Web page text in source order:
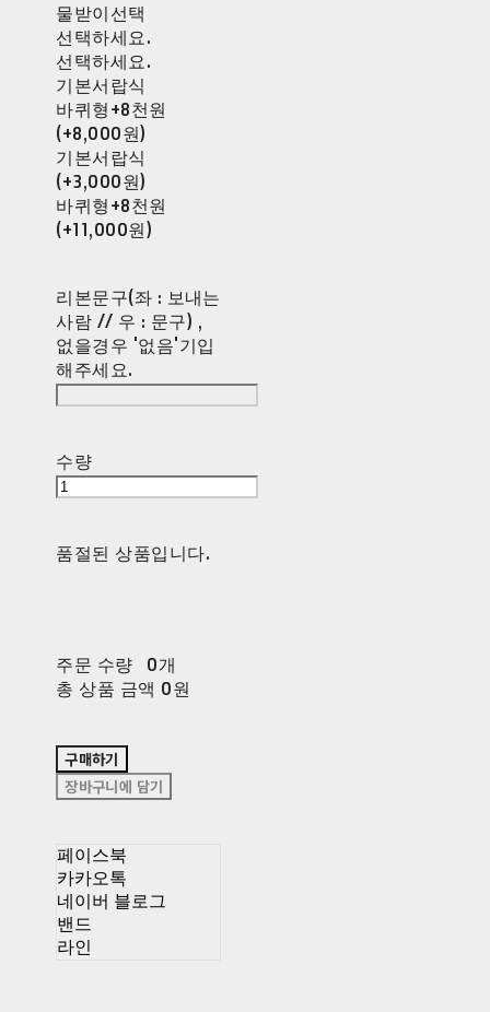
물받이선택
선택하세요.
선택하세요.
기본서랍식
바퀴형+8천원
(+8,000원)
기본서랍식
(+3,000원)
바퀴형+8천원
(+11,000원)
리본문구(좌 : 보내는
사람 // 우 : 문구) ,
없을경우 '없음'기입
해주세요.
수량
품절된 상품입니다.
주문 수량
0개
총 상품 금액 0원
구매하기
장바구니에 담기
페이스북
카카오톡
네이버 블로그
밴드
라인